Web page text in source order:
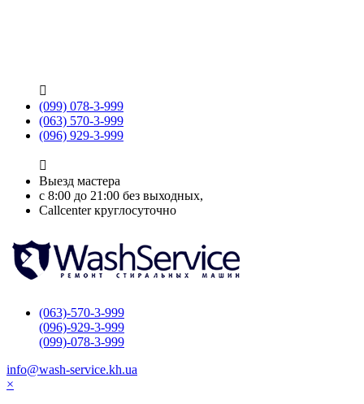

(099) 078-3-999
(063) 570-3-999
(096) 929-3-999

Выезд мастера
с 8:00 до 21:00 без выходных,
Callcenter круглосуточно
(063)-570-3-999
(096)-929-3-999
(099)-078-3-999
info@wash-service.kh.ua
×